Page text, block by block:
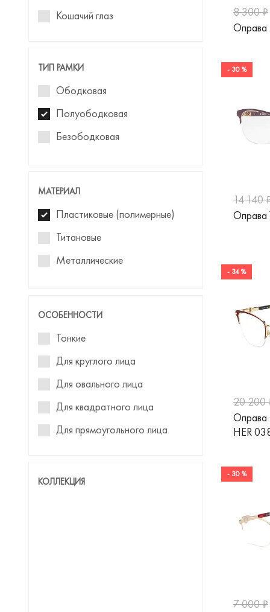
Roberto Cavalli
Silhouette
Tiffany
Tommy Hilfiger
Versace
Кошачий глаз
Clubmaster
Pillow (Подушка)
Геометрическая
Панто
ТИП РАМКИ
Ободковая
Полуободковая
Безободковая
МАТЕРИАЛ
Пластиковые (полимерные)
Титановые
Металлические
ОСОБЕННОСТИ
Тонкие
Для круглого лица
Для овального лица
Для квадратного лица
Для прямоугольного лица
КОЛЛЕКЦИЯ
8 300 ₽
Оправа
- 30 %
14 140
Оправа
- 34 %
20 200
Оправа
HER
- 30 %
7 000 ₽